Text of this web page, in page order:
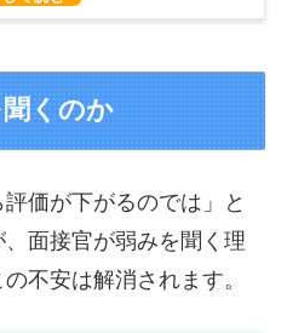
くのか
評価が下がるのでは」と
面接官が弱みを聞く理
不安は解消されます。